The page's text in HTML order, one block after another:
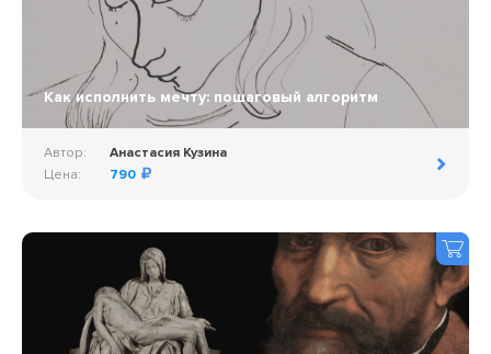
Как исполнить мечту: пошаговый алгоритм
Автор:
Анастасия Кузина
Цена:
790